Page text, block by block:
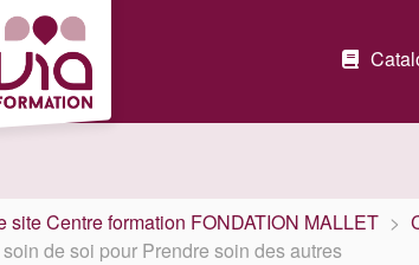
site Centre formation FONDATION MALLET
de soi pour Prendre soin des autres